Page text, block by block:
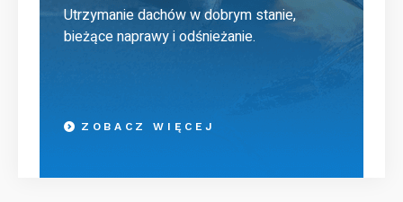
Utrzymanie dachów w dobrym stanie,
bieżące naprawy i odśnieżanie.
ZOBACZ WIĘCEJ